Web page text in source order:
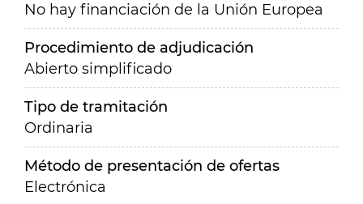
No hay financiación de la Unión Europea
Procedimiento de adjudicación
Abierto simplificado
Tipo de tramitación
Ordinaria
Método de presentación de ofertas
Electrónica